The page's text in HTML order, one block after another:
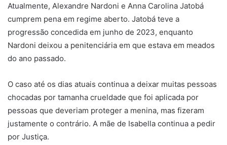
Atualmente, Alexandre Nardoni e Anna Carolina Jatobá
cumprem pena em regime aberto. Jatobá teve a
progressão concedida em junho de 2023, enquanto
Nardoni deixou a penitenciária em que estava em meados
do ano passado.
O caso até os dias atuais continua a deixar muitas pessoas
chocadas por tamanha crueldade que foi aplicada por
pessoas que deveriam proteger a menina, mas fizeram
justamente o contrário. A mãe de Isabella continua a pedir
por Justiça.